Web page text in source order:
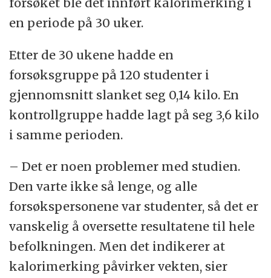
en periode på 30 uker.
Etter de 30 ukene hadde en
forsøksgruppe på 120 studenter i
gjennomsnitt slanket seg 0,14 kilo. En
kontrollgruppe hadde lagt på seg 3,6 kilo
i samme perioden.
– Det er noen problemer med studien.
Den varte ikke så lenge, og alle
forsøkspersonene var studenter, så det er
vanskelig å oversette resultatene til hele
befolkningen. Men det indikerer at
kalorimerking påvirker vekten, sier